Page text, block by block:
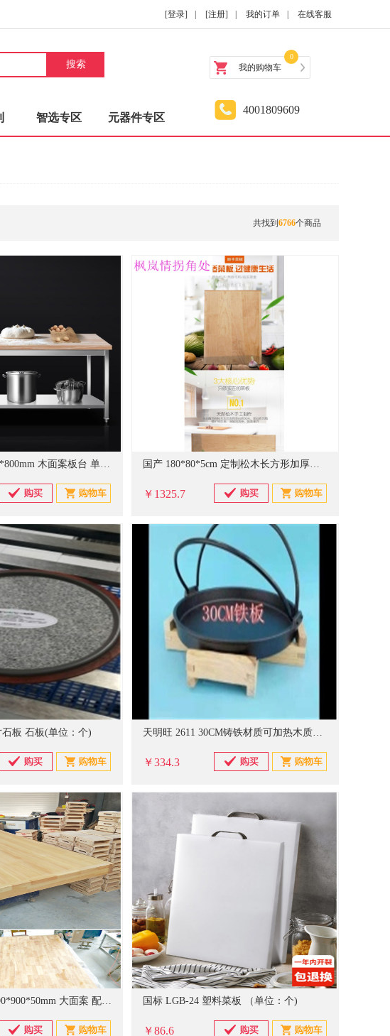
[登录] [注册] 我的订单 在线客服
搜索 我的购物车
0
智选专区 元器件专区
4001809609
共找到 6766个商品
德玛仕 1800*800*800mm 木面案板台 单位:台 国产 180*80*5cm 定制松木长方形加厚案板 菜板工作台（单位：块）
￥1325.7
石板 石板(单位：个) 天明旺 2611 30CM铸铁材质可加热木质底板 铁板(单位：个)
￥334.3
松木 LGB-05 1800*900*50mm 大面案 配色（单位：个) 国标 LGB-24 塑料菜板 （单位：个)
￥86.6